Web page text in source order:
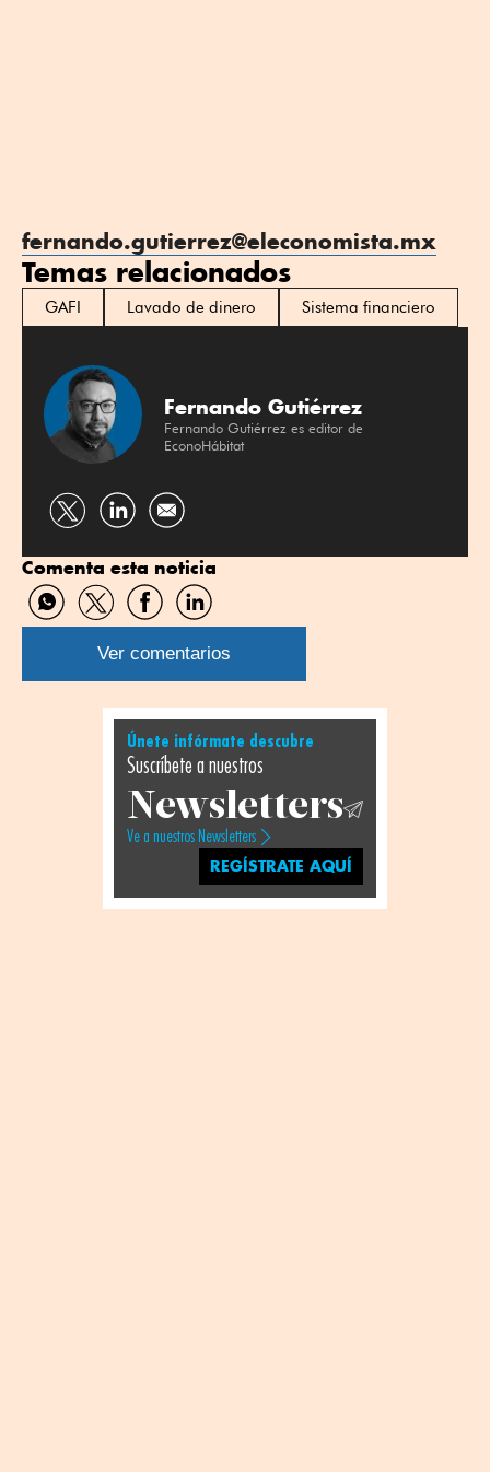
fernando.gutierrez@eleconomista.mx
Temas relacionados
GAFI Lavado de dinero Sistema financiero
Fernando Gutiérrez
Fernando Gutiérrez es editor de
EconoHábitat
Compartir
Twitter
Compartir
Linkedin
Comenta esta noticia
Compartir
por
WhatsApp
Compartir
por
Twitter
Compartir
por
Facebook
Compartir
por
Linkedin
Ver comentarios
Únete infórmate descubre
Suscríbete a nuestros
Newsletters
Ve a nuestros Newsletters
REGÍSTRATE AQUÍ